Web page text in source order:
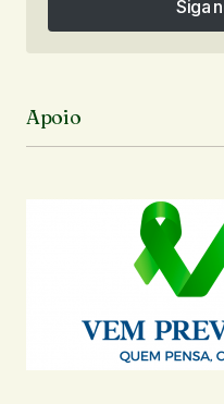
Siga
Siga
Apoio